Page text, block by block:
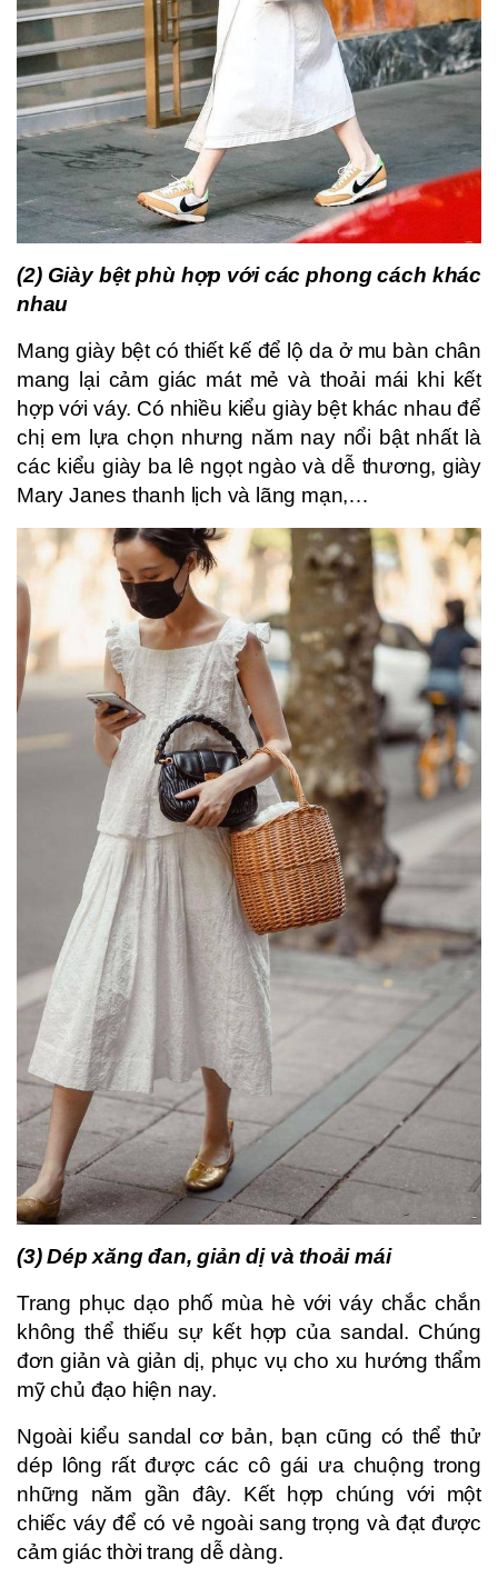
(2) Giày bệt phù hợp với các phong cách khác
nhau
Mang giày bệt có thiết kế để lộ da ở mu bàn chân
mang lại cảm giác mát mẻ và thoải mái khi kết
hợp với váy. Có nhiều kiểu giày bệt khác nhau để
chị em lựa chọn nhưng năm nay nổi bật nhất là
các kiểu giày ba lê ngọt ngào và dễ thương, giày
Mary Janes thanh lịch và lãng mạn,…
(3) Dép xăng đan, giản dị và thoải mái
Trang phục dạo phố mùa hè với váy chắc chắn
không thể thiếu sự kết hợp của sandal. Chúng
đơn giản và giản dị, phục vụ cho xu hướng thẩm
mỹ chủ đạo hiện nay.
Ngoài kiểu sandal cơ bản, bạn cũng có thể thử
dép lông rất được các cô gái ưa chuộng trong
những năm gần đây. Kết hợp chúng với một
chiếc váy để có vẻ ngoài sang trọng và đạt được
cảm giác thời trang dễ dàng.